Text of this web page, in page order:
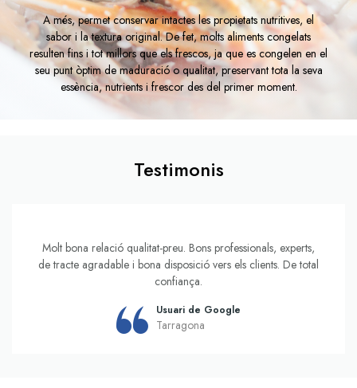
A més, permet conservar intactes les propietats nutritives, el
sabor i la textura original. De fet, molts aliments congelats
resulten fins i tot millors que els frescos, ja que es congelen en el
seu punt òptim de maduració o qualitat, preservant tota la seva
essència, nutrients i frescor des del primer moment.
Testimonis
Molt bona atenció i producte de qualitat, molt recomanable!
Usuari de Google
Tarragona